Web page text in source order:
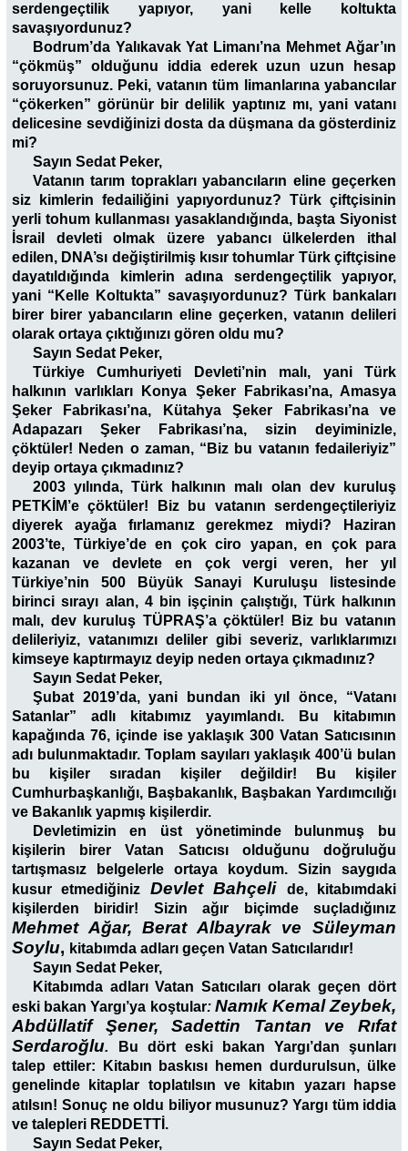
serdengeçtilik yapıyor, yani kelle koltukta
savaşıyordunuz?
Bodrum’da Yalıkavak Yat Limanı’na Mehmet Ağar’ın
“çökmüş” olduğunu iddia ederek uzun uzun hesap
soruyorsunuz. Peki, vatanın tüm limanlarına yabancılar
“çökerken” görünür bir delilik yaptınız mı, yani vatanı
delicesine sevdiğinizi dosta da düşmana da gösterdiniz
mi?
Sayın Sedat Peker,
Vatanın tarım toprakları yabancıların eline geçerken
siz kimlerin fedailiğini yapıyordunuz? Türk çiftçisinin
yerli tohum kullanması yasaklandığında, başta Siyonist
İsrail devleti olmak üzere yabancı ülkelerden ithal
edilen, DNA’sı değiştirilmiş kısır tohumlar Türk çiftçisine
dayatıldığında kimlerin adına serdengeçtilik yapıyor,
yani “Kelle Koltukta” savaşıyordunuz? Türk bankaları
birer birer yabancıların eline geçerken, vatanın delileri
olarak ortaya çıktığınızı gören oldu mu?
Sayın Sedat Peker,
Türkiye Cumhuriyeti Devleti’nin malı, yani Türk
halkının varlıkları Konya Şeker Fabrikası’na, Amasya
Şeker Fabrikası’na, Kütahya Şeker Fabrikası’na ve
Adapazarı Şeker Fabrikası’na, sizin deyiminizle,
çöktüler! Neden o zaman, “Biz bu vatanın fedaileriyiz”
deyip ortaya çıkmadınız?
2003 yılında, Türk halkının malı olan dev kuruluş
PETKİM’e çöktüler! Biz bu vatanın serdengeçtileriyiz
diyerek ayağa fırlamanız gerekmez miydi? Haziran
2003’te, Türkiye’de en çok ciro yapan, en çok para
kazanan ve devlete en çok vergi veren, her yıl
Türkiye’nin 500 Büyük Sanayi Kuruluşu listesinde
birinci sırayı alan, 4 bin işçinin çalıştığı, Türk halkının
malı, dev kuruluş TÜPRAŞ’a çöktüler! Biz bu vatanın
delileriyiz, vatanımızı deliler gibi severiz, varlıklarımızı
kimseye kaptırmayız deyip neden ortaya çıkmadınız?
Sayın Sedat Peker,
Şubat 2019’da, yani bundan iki yıl önce, “Vatanı
Satanlar” adlı kitabımız yayımlandı. Bu kitabımın
kapağında 76, içinde ise yaklaşık 300 Vatan Satıcısının
adı bulunmaktadır. Toplam sayıları yaklaşık 400’ü bulan
bu kişiler sıradan kişiler değildir! Bu kişiler
Cumhurbaşkanlığı, Başbakanlık, Başbakan Yardımcılığı
ve Bakanlık yapmış kişilerdir.
Devletimizin en üst yönetiminde bulunmuş bu
kişilerin birer Vatan Satıcısı olduğunu doğruluğu
tartışmasız belgelerle ortaya koydum. Sizin saygıda
kusur etmediğiniz Devlet Bahçeli
de, kitabımdaki
kişilerden biridir! Sizin ağır biçimde suçladığınız
Mehmet Ağar, Berat Albayrak ve Süleyman
Soylu, kitabımda adları geçen Vatan Satıcılarıdır!
Sayın Sedat Peker,
Kitabımda adları Vatan Satıcıları olarak geçen dört
eski bakan Yargı’ya koştular: Namık Kemal Zeybek,
Abdüllatif Şener, Sadettin Tantan ve Rıfat
Serdaroğlu.
Bu dört eski bakan Yargı’dan şunları
talep ettiler: Kitabın baskısı hemen durdurulsun, ülke
genelinde kitaplar toplatılsın ve kitabın yazarı hapse
atılsın! Sonuç ne oldu biliyor musunuz? Yargı tüm iddia
ve talepleri REDDETTİ.
Sayın Sedat Peker,